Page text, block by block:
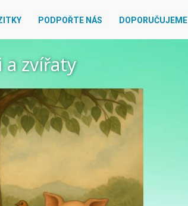
PODPOŘTE NÁS DOPORUČUJEME
zvířaty